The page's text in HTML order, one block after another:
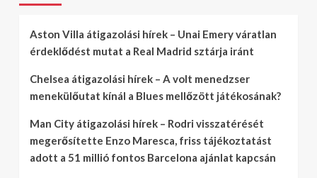
Aston Villa átigazolási hírek – Unai Emery váratlan
érdeklődést mutat a Real Madrid sztárja iránt
Chelsea átigazolási hírek – A volt menedzser
menekülőutat kínál a Blues mellőzött játékosának?
Man City átigazolási hírek – Rodri visszatérését
megerősítette Enzo Maresca, friss tájékoztatást
adott a 51 millió fontos Barcelona ajánlat kapcsán